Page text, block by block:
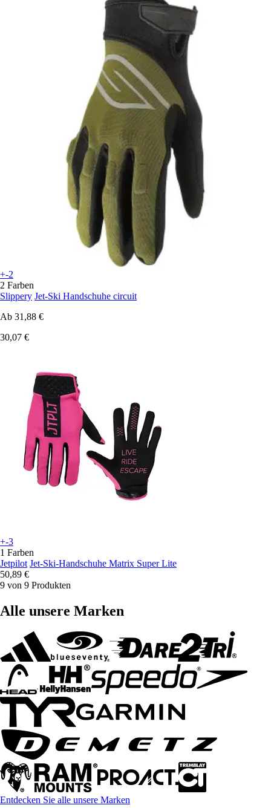
+-2
2 Farben
Slippery Jet-Ski Handschuhe circuit
Ab 31,88 €
30,07 €
+-3
1 Farben
Jetpilot Jet-Ski-Handschuhe Matrix Super Lite
50,89 €
9 von 9 Produkten
Alle unsere Marken
Entdecken Sie alle unsere Marken